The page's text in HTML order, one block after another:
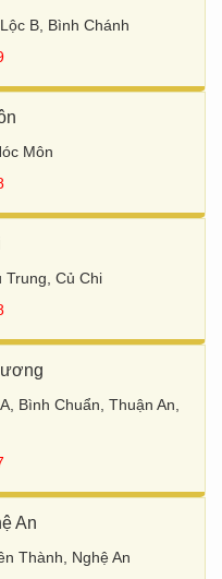
B, Bình Chánh
Môn
Trung, Củ Chi
Bình Chuẩn, Thuận An,
An
Thành, Nghệ An